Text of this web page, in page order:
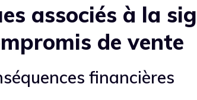
associés à la
de vente
financières